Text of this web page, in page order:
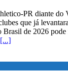
PR diante do
que já
Brasil de 2026
[...]